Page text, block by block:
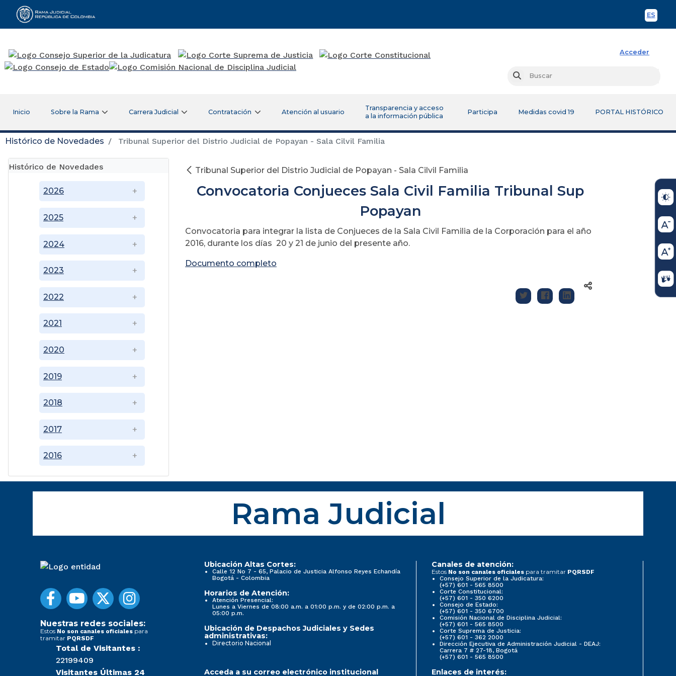
ES
Rama Judicial
Acceder
Buscar
Inicio Sobre la Rama Carrera Judicial Contratación Atención al usuario
Transparencia y acceso
a la información pública
Participa Medidas covid 19 PORTAL HISTÓRICO
Histórico de Novedades Tribunal Superior del Distrio Judicial de Popayan - Sala Cilvil Familia
Histórico de Novedades
2016
2017
2018
2019
2020
2021
2022
2023
2024
2025
2026
Tribunal Superior del Distrio Judicial de Popayan - Sala Cilvil Familia
Convocatoria Conjueces Sala Civil Familia Tribunal Sup
Popayan
Convocatoria para integrar la lista de Conjueces de la Sala Civil Familia de la Corporación para el año
2016, durante los días 20 y 21 de junio del presente año.
Documento completo
Rama Judicial
Nuestras redes sociales:
Estos No son canales oficiales para
tramitar PQRSDF
Total de Visitantes :
22199409
Visitantes Últimas 24
Ubicación Altas Cortes:
Calle 12 No 7 - 65, Palacio de Justicia Alfonso Reyes Echandía
Bogotá - Colombia
Horarios de Atención:
Atención Presencial:
Lunes a Viernes de 08:00 a.m. a 01:00 p.m. y de 02:00 p.m. a
05:00 p.m.
Ubicación de Despachos Judiciales y Sedes
administrativas:
Directorio Nacional
Canales de atención:
Estos No son canales oficiales para tramitar PQRSDF
Consejo Superior de la Judicatura:
(+57) 601 - 565 8500
Corte Constitucional:
(+57) 601 - 350 6200
Consejo de Estado:
(+57) 601 - 350 6700
Comisión Nacional de Disciplina Judicial:
(+57) 601 - 565 8500
Corte Suprema de Justicia:
(+57) 601 - 362 2000
Dirección Ejecutiva de Administración Judicial - DEAJ:
Carrera 7 # 27-18, Bogotá
(+57) 601 - 565 8500
Acceda a su correo electrónico institucional Enlaces de interés: